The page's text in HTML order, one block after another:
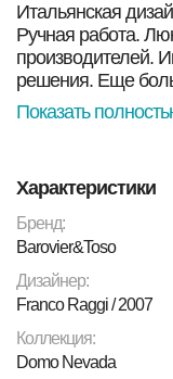
Итальянская
Ручная работа.
производителей.
решения. Еще
Москве Вы
Материал:Cтекло
полиэстер / ПВХ
Размер:
Коллекция:
Стиль:
Цвет:серый белый
Показать
Характеристики
Бренд:
Barovier&Toso
Дизайнер:
Franco Raggi / 2007
Коллекция:
Domo Nevada